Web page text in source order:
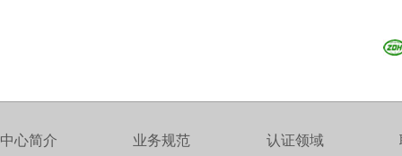
中心简介 业务规范 认证领域